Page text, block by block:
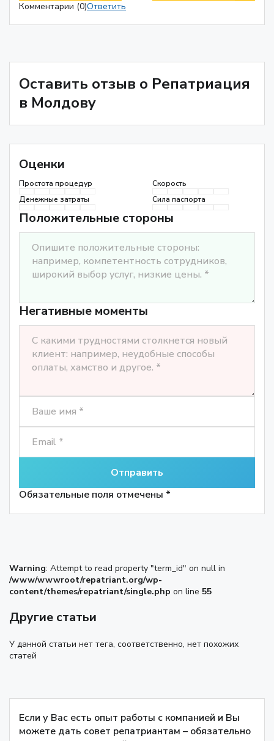
Комментарии (0)Ответить
Оставить отзыв о Репатриация
в Молдову
Обязательные поля отмечены *
Положительные стороны
Негативные моменты
Оценки
Простота процедур
Скорость
Денежные затраты
Сила паспорта
Warning: Attempt to read property "term_id" on null in
/www/wwwroot/repatriant.org/wp-
content/themes/repatriant/single.php on line 55
Другие статьи
У данной статьи нет тега, соответственно, нет похожих
статей
Если у Вас есть опыт работы с компанией и Вы
можете дать совет репатриантам – обязательно